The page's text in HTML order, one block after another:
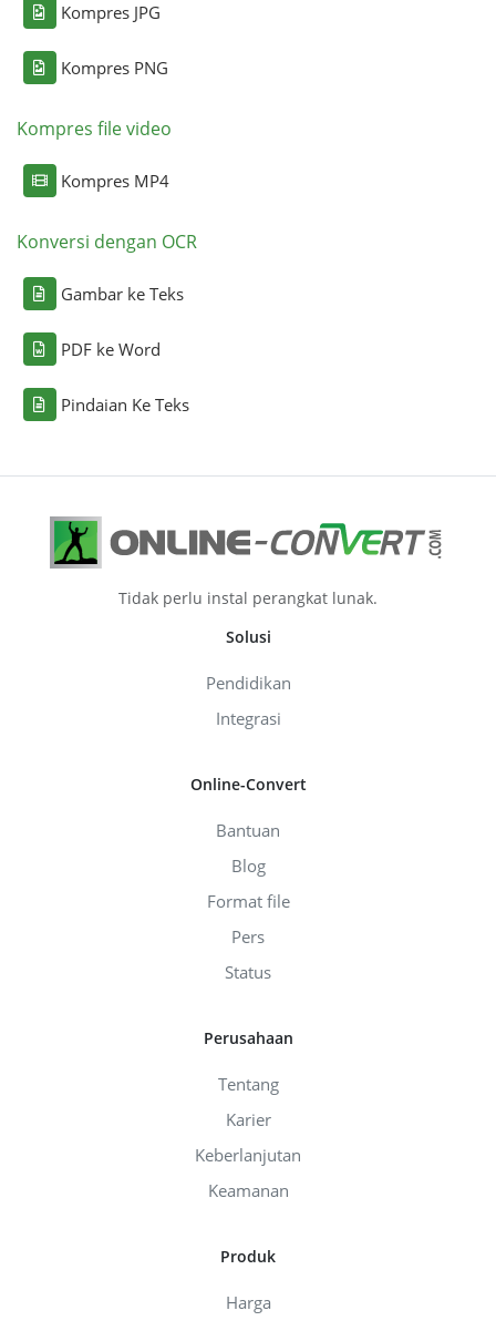
Kompres JPG
Kompres PNG
Kompres file video
Kompres MP4
Konversi dengan OCR
Gambar ke Teks
PDF ke Word
Pindaian Ke Teks
Tidak perlu instal perangkat lunak.
Solusi
Pendidikan
Integrasi
Online-Convert
Bantuan
Blog
Format file
Pers
Status
Perusahaan
Tentang
Karier
Keberlanjutan
Keamanan
Produk
Harga